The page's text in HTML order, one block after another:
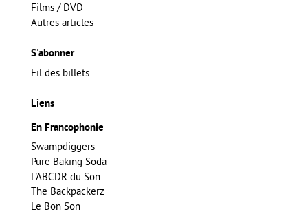
Films / DVD
Autres articles
S'abonner
Fil des billets
Liens
En Francophonie
Swampdiggers
Pure Baking Soda
L'ABCDR du Son
The Backpackerz
Le Bon Son